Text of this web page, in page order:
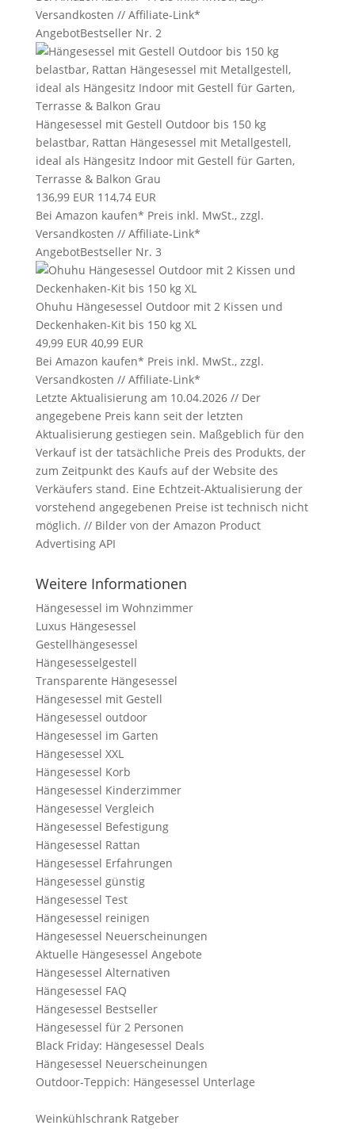
Versandkosten // Affiliate-Link*
AngebotBestseller Nr. 2
Hängesessel mit Gestell Outdoor bis 150 kg
belastbar, Rattan Hängesessel mit Metallgestell,
ideal als Hängesitz Indoor mit Gestell für Garten,
Terrasse & Balkon Grau
136,99 EUR 114,74 EUR
Bei Amazon kaufen* Preis inkl. MwSt., zzgl.
Versandkosten // Affiliate-Link*
AngebotBestseller Nr. 3
Ohuhu Hängesessel Outdoor mit 2 Kissen und
Deckenhaken-Kit bis 150 kg XL
49,99 EUR 40,99 EUR
Bei Amazon kaufen* Preis inkl. MwSt., zzgl.
Versandkosten // Affiliate-Link*
Letzte Aktualisierung am 10.04.2026 // Der
angegebene Preis kann seit der letzten
Aktualisierung gestiegen sein. Maßgeblich für den
Verkauf ist der tatsächliche Preis des Produkts, der
zum Zeitpunkt des Kaufs auf der Website des
Verkäufers stand. Eine Echtzeit-Aktualisierung der
vorstehend angegebenen Preise ist technisch nicht
möglich. // Bilder von der Amazon Product
Advertising API
Weitere Informationen
Hängesessel im Wohnzimmer
Luxus Hängesessel
Gestellhängesessel
Hängesesselgestell
Transparente Hängesessel
Hängesessel mit Gestell
Hängesessel outdoor
Hängesessel im Garten
Hängesessel XXL
Hängesessel Korb
Hängesessel Kinderzimmer
Hängesessel Vergleich
Hängesessel Befestigung
Hängesessel Rattan
Hängesessel Erfahrungen
Hängesessel günstig
Hängesessel Test
Hängesessel reinigen
Hängesessel Neuerscheinungen
Aktuelle Hängesessel Angebote
Hängesessel Alternativen
Hängesessel FAQ
Hängesessel Bestseller
Hängesessel für 2 Personen
Black Friday: Hängesessel Deals
Hängesessel Neuerscheinungen
Outdoor-Teppich: Hängesessel Unterlage
Weinkühlschrank Ratgeber